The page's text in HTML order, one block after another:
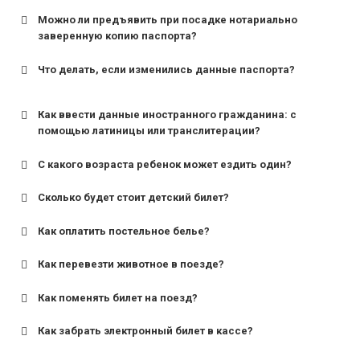
Можно ли предъявить при посадке нотариально
заверенную копию паспорта?
Что делать, если изменились данные паспорта?
Как ввести данные иностранного гражданина: с
помощью латиницы или транслитерации?
С какого возраста ребенок может ездить один?
для поездов дальнего следования — от 10 лет и
для пригородных поездов — от 7 лет.
Сколько будет стоит детский билет?
Как оплатить постельное белье?
Как перевезти животное в поезде?
Как поменять билет на поезд?
Как забрать электронный билет в кассе?